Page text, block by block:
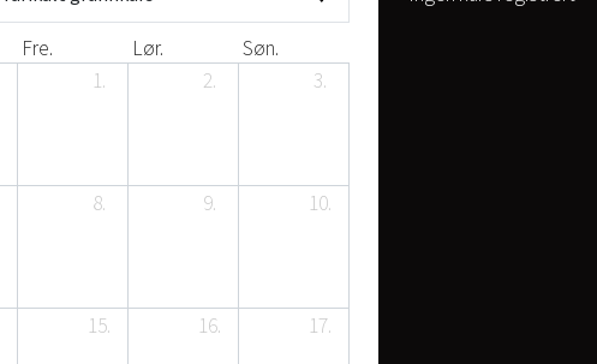
Fre. Lør.
Søn.
1. 2. 3.
8. 9. 10.
15. 16. 17.